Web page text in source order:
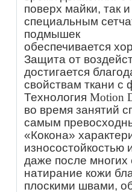
поверх майки, так
специальным
подмышек
обеспечивается
Защита от
достигается
свойствам ткани
Технология Motion
во время занятий
самым
«Кокона»
износостойкостью
даже после многих
натирание кожи
плоскими швами,